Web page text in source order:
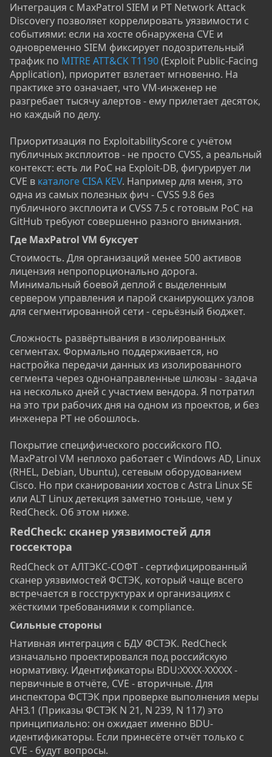
Интеграция с MaxPatrol SIEM и PT Network Attack
Discovery позволяет коррелировать уязвимости с
событиями: если на хосте обнаружена CVE и
одновременно SIEM фиксирует подозрительный
трафик по MITRE ATT&CK T1190(Exploit Public-Facing
Application), приоритет взлетает мгновенно. На
практике это означает, что VM-инженер не
разгребает тысячу алертов - ему прилетает десяток,
но каждый по делу.
Приоритизация по ExploitabilityScore с учётом
публичных эксплоитов - не просто CVSS, а реальный
контекст: есть ли PoC на Exploit-DB, фигурирует ли
CVE в каталоге CISA KEV. Например для меня, это
одна из самых полезных фич - CVSS 9.8 без
публичного эксплоита и CVSS 7.5 с готовым PoC на
GitHub требуют совершенно разного внимания.
Где MaxPatrol VM буксует​
Стоимость. Для организаций менее 500 активов
лицензия непропорционально дорога.
Минимальный боевой деплой с выделенным
сервером управления и парой сканирующих узлов
для сегментированной сети - серьёзный бюджет.
Сложность развёртывания в изолированных
сегментах. Формально поддерживается, но
настройка передачи данных из изолированного
сегмента через однонаправленные шлюзы - задача
на несколько дней с участием вендора. Я потратил
на это три рабочих дня на одном из проектов, и без
инженера PT не обошлось.
Покрытие специфического российского ПО.
MaxPatrol VM неплохо работает с Windows AD, Linux
(RHEL, Debian, Ubuntu), сетевым оборудованием
Cisco. Но при сканировании хостов с Astra Linux SE
или ALT Linux детекция заметно тоньше, чем у
RedCheck. Об этом ниже.
RedCheck: сканер уязвимостей для
госсектора​
RedCheck от АЛТЭКС-СОФТ - сертифицированный
сканер уязвимостей ФСТЭК, который чаще всего
встречается в госструктурах и организациях с
жёсткими требованиями к compliance.
Сильные стороны​
Нативная интеграция с БДУ ФСТЭК. RedCheck
изначально проектировался под российскую
нормативку. Идентификаторы BDU:XXXX-XXXXX -
первичные в отчёте, CVE - вторичные. Для
инспектора ФСТЭК при проверке выполнения меры
АНЗ.1 (Приказы ФСТЭК N 21, N 239, N 117) это
принципиально: он ожидает именно BDU-
идентификаторы. Если принесёте отчёт только с
CVE - будут вопросы.